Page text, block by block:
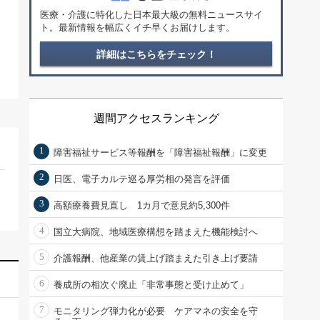
医療・介護に特化した日本最大級の無料ニュースサイ
ト。最新情報を幅広くイチ早くお届けします。
詳細はこちらをチェック！
週間アクセスランキング
1 障害福祉サービス等報酬を「障害福祉報酬」に変更
2 日医、電子カルテ巡る厚労相の発言を評価
3 高額療養費見直し 1カ月で意見約5,300件
4 国立大病院、地域医療構想を踏まえた機能検討へ
5 介護報酬、他産業の賃上げ踏まえた引き上げ要請
6 養成所の相次ぐ廃止「非常事態と受け止めて」
7
モニタリング弾力化が必要 ケアマネの安全を守